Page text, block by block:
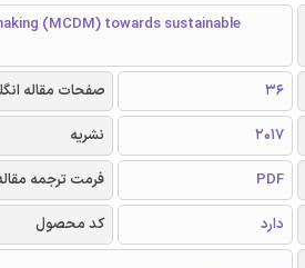
(MCDM) towards sustainable
36 صفحات مقاله
2017 نشریه
PDF فرمت ترجمه
دارد کد محصول